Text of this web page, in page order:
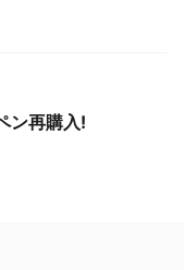
ン再購入!